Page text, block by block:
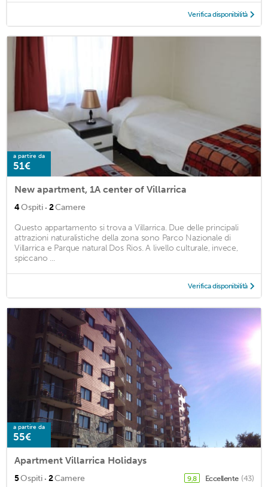
Verifica disponibilità
a partire da
51€
New apartment, 1A center of Villarrica
4Ospiti · 2Camere
Questo appartamento si trova a Villarrica. Due delle principali
attrazioni naturalistiche della zona sono Parco Nazionale di
Villarrica e Parque natural Dos Rios. A livello culturale, invece,
spiccano ...
Verifica disponibilità
a partire da
55€
Apartment Villarrica Holidays
5Ospiti · 2Camere 9,8 Eccellente (43)